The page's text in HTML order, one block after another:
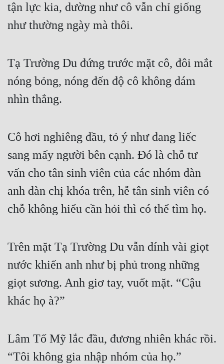
Cổ Đại
Dã Sử
Dị Giới
Dị Năng
Góc Nhìn Nam
Góc Nhìn Nữ
Huyền Huyễn
Hệ Thống
Học Đường
Khoa Huyễn
Kinh Dị
Kiếm Hiệp
tận lực kia, dường như cô vẫn chỉ giống
như thường ngày mà thôi.
Tạ Trường Du đứng trước mặt cô, đôi mắt
nóng bỏng, nóng đến độ cô không dám
nhìn thẳng.
Cô hơi nghiêng đầu, tỏ ý như đang liếc
sang mấy người bên cạnh. Đó là chỗ tư
vấn cho tân sinh viên của các nhóm đàn
anh đàn chị khóa trên, hễ tân sinh viên có
chỗ không hiểu cần hỏi thì có thể tìm họ.
Trên mặt Tạ Trường Du vẫn dính vài giọt
nước khiến anh như bị phủ trong những
giọt sương. Anh giơ tay, vuốt mặt. “Cậu
khác họ à?”
Lâm Tố Mỹ lắc đầu, đương nhiên khác rồi.
“Tôi không gia nhập nhóm của họ.”